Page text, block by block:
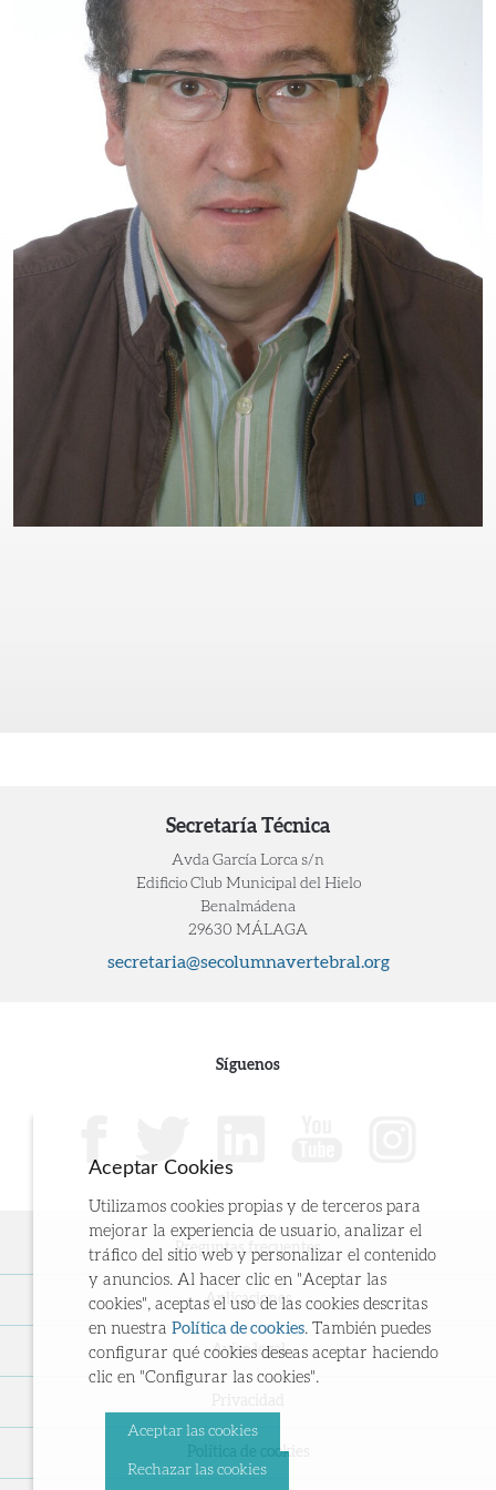
Secretaría Técnica
Avda García Lorca s/n
Edificio Club Municipal del Hielo
Benalmádena
29630 MÁLAGA
secretaria@secolumnavertebral.org
Síguenos
Preguntas frecuentes
Aplicaciones
Aviso legal
Política de cookies
Aceptar Cookies
Utilizamos cookies propias y de terceros para
mejorar la experiencia de usuario, analizar el
tráfico del sitio web y personalizar el contenido
y anuncios. Al hacer clic en "Aceptar las
cookies", aceptas el uso de las cookies descritas
en nuestra Política de cookies. También puedes
configurar qué cookies deseas aceptar haciendo
clic en "Configurar las cookies".
Aceptar las cookies
Rechazar las cookies